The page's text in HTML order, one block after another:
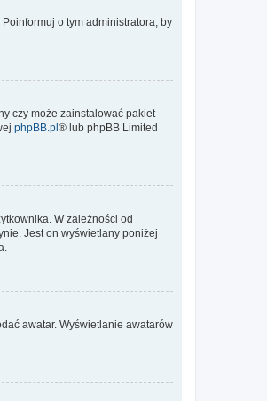
o tym administratora, by
czy może zainstalować pakiet
phpBB.pl® lub phpBB Limited
W zależności od
Jest on wyświetlany poniżej
awatar. Wyświetlanie awatarów